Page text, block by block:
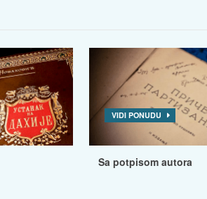
VIDI PONUDU
Sa potpisom autora